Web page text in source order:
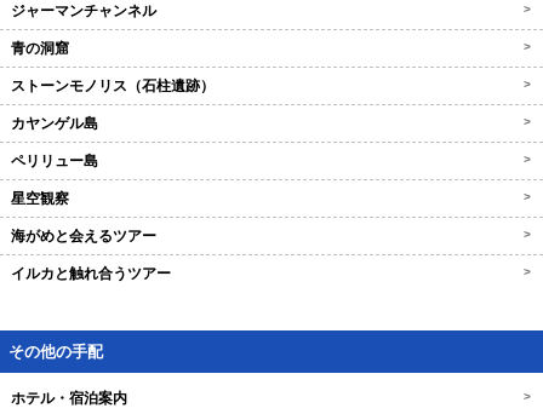
ジャーマンチャンネル >
青の洞窟 >
ストーンモノリス（石柱遺跡） >
カヤンゲル島 >
ペリリュー島 >
星空観察 >
海がめと会えるツアー >
イルカと触れ合うツアー >
その他の手配
ホテル・宿泊案内 >